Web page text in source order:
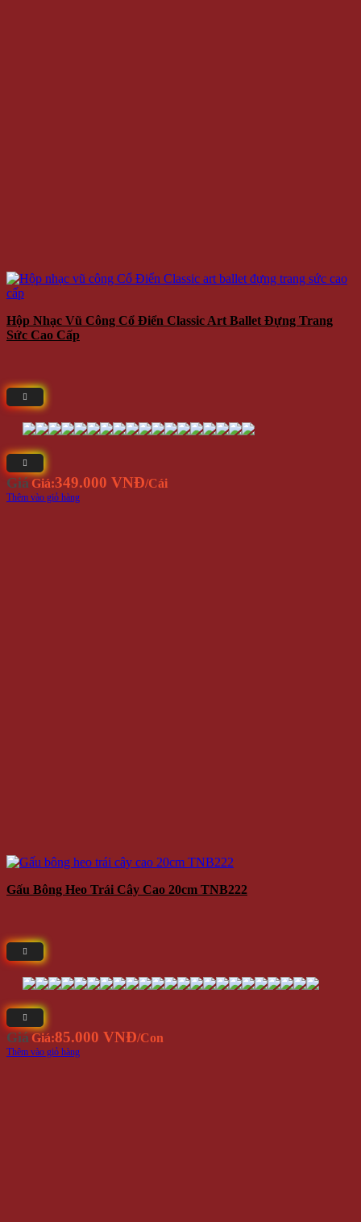
Hộp Nhạc Vũ Công Cổ Điển Classic Art Ballet Đựng Trang
Sức Cao Cấp
Giá Giá:349.000 VNĐ/Cái
Thêm vào giỏ hàng
Gấu Bông Heo Trái Cây Cao 20cm TNB222
Giá Giá:85.000 VNĐ/Con
Thêm vào giỏ hàng